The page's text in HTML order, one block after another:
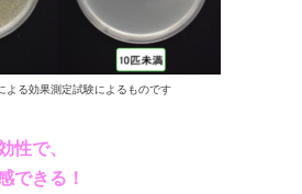
よる効果測定試験によるものです
性で、
できる！